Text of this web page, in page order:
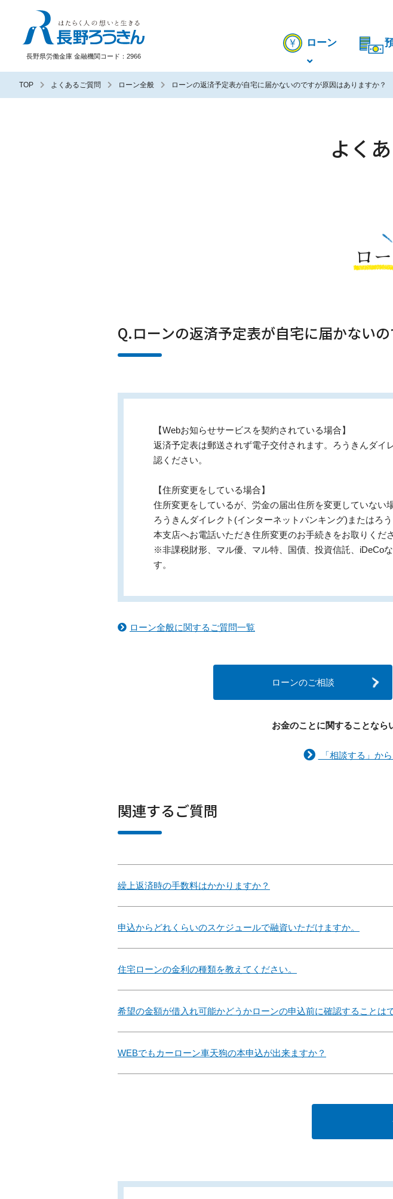
長野県労働金庫 金融機関コード：2966
ローン
TOP よくあるご質問 ローン全般 ローンの返済予定表が自宅に届かないのですが原因はありますか？
よく
ロ
Q.ローンの返済予定表が自宅に届かない
【Webお知らせサービスを契約されている場合】
返済予定表は郵送されず電子交付されます。ろうきんダ
認ください。
【住所変更をしている場合】
住所変更をしているが、労金の届出住所を変更していない
ろうきんダイレクト(インターネットバンキング)またはろ
本支店へお電話いただき住所変更のお手続きをお取りくださ
※非課税財形、マル優、マル特、国債、投資信託、iDeCo
す。
ローン全般に関するご質問一覧
ローンのご相談
お金のことに関することなら
「相談する」か
関連するご質問
繰上返済時の手数料はかかりますか？
申込からどれくらいのスケジュールで融資いただけますか。
住宅ローンの金利の種類を教えてください。
希望の金額が借入れ可能かどうかローンの申込前に確認することは
WEBでもカーローン車天狗の本申込が出来ますか？